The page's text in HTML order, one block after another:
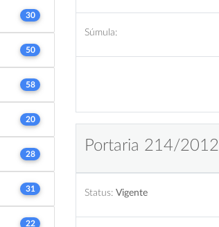
30
50
58
20
28
31
22
Súmula:
Portaria 214/2012
Status: Vigente